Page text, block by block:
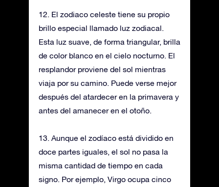
12. El zodiaco celeste tiene su propio
brillo especial llamado luz zodiacal.
Esta luz suave, de forma triangular, brilla
de color blanco en el cielo nocturno. El
resplandor proviene del sol mientras
viaja por su camino. Puede verse mejor
después del atardecer en la primavera y
antes del amanecer en el otoño.
13. Aunque el zodíaco está dividido en
doce partes iguales, el sol no pasa la
misma cantidad de tiempo en cada
signo. Por ejemplo, Virgo ocupa cinco